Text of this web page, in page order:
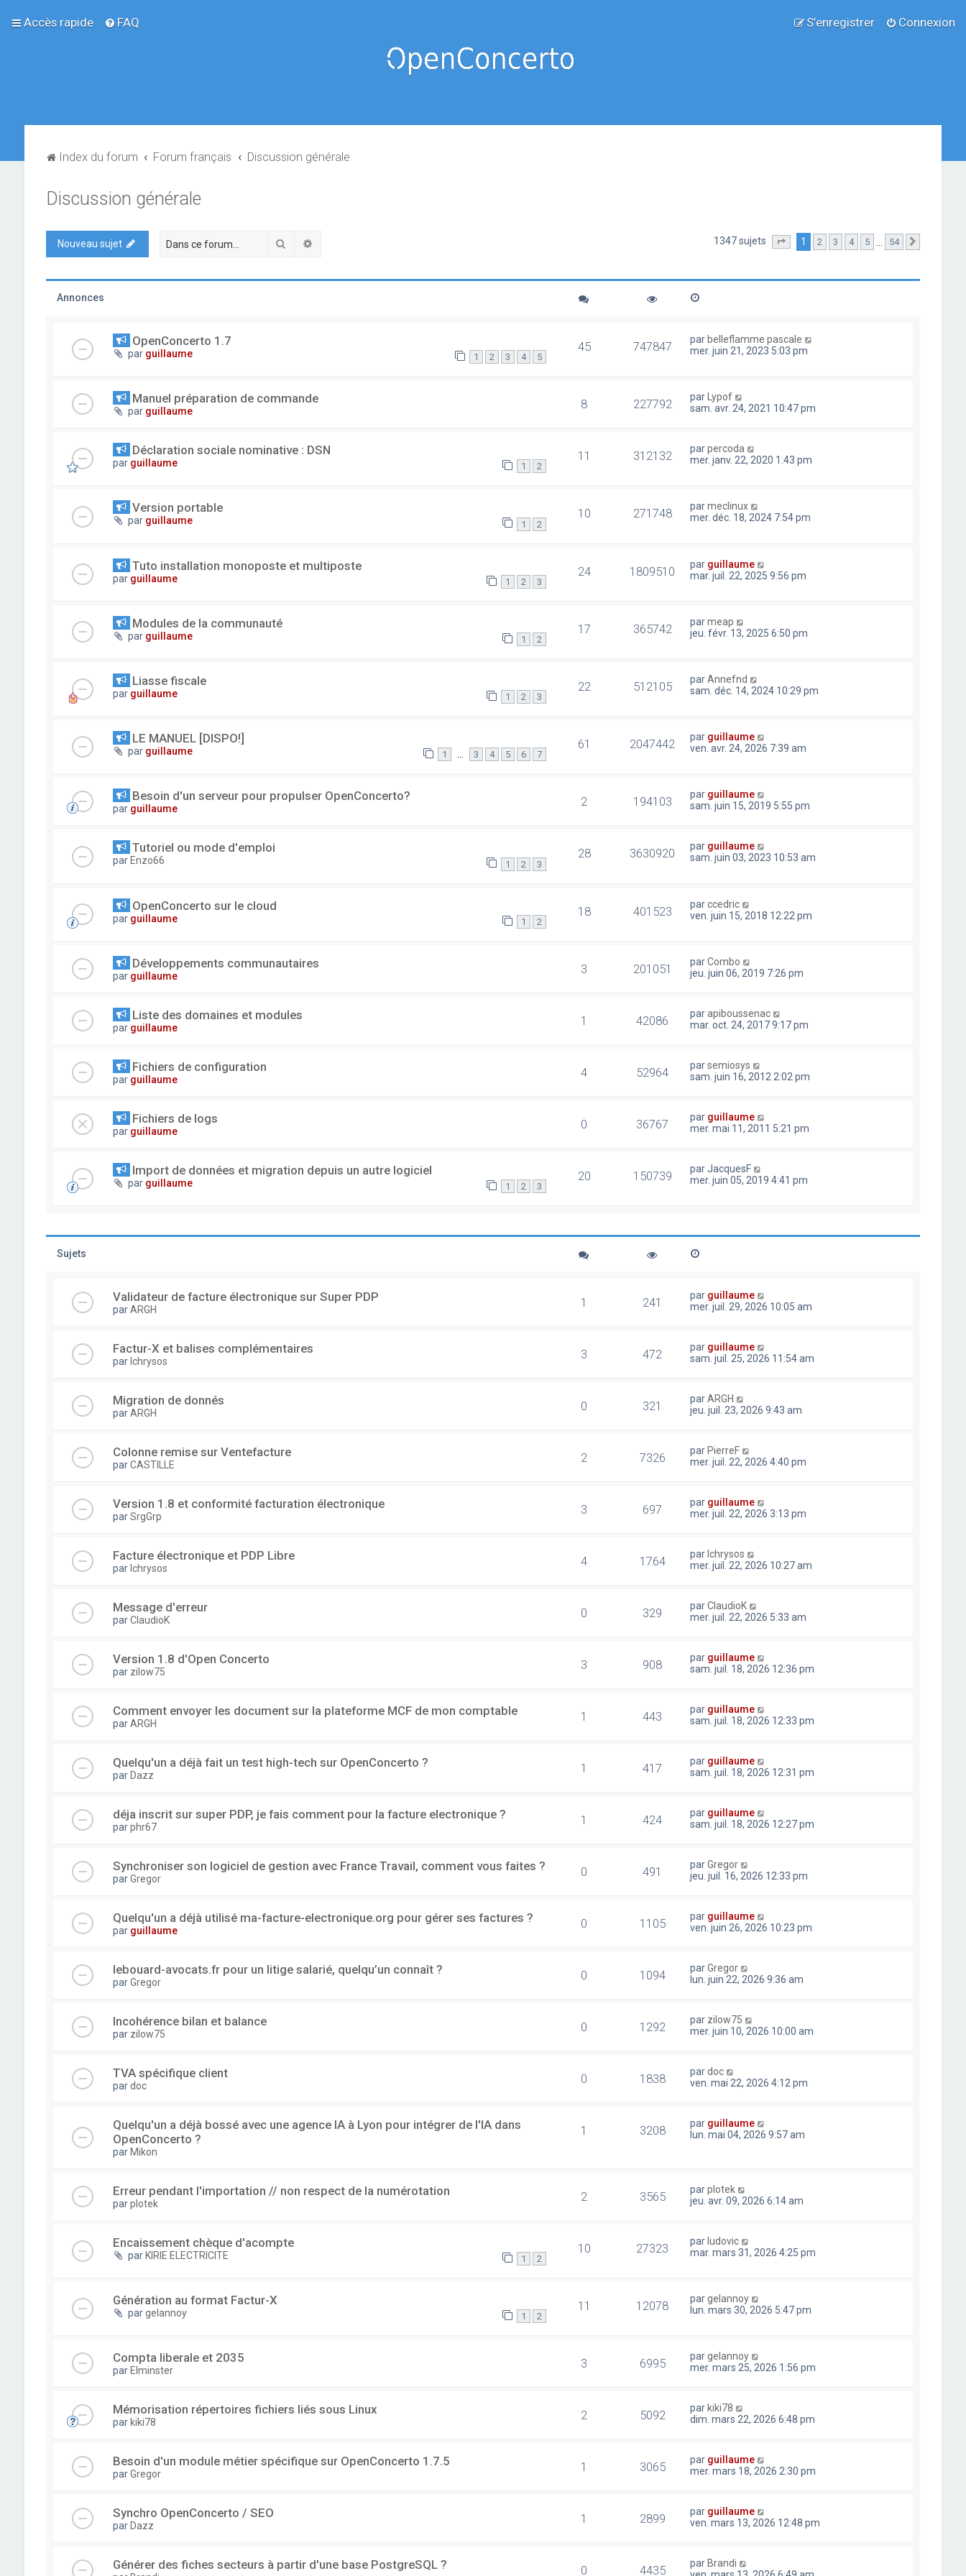
Accès rapide FAQ Connexion
S’enregistrer
Index du forum Forum français Discussion générale
Discussion générale
Nouveau sujet Rechercher 1347 sujets Page sur 54
1 2 3 4 5 54
Annonces
OpenConcerto 1.7
par guillaume 1 2 3 4 5
45 747847 par belleflamme pascale
mer. juin 21, 2023 5:03 pm
Manuel préparation de commande
par guillaume 8 227792 par Lypof
sam. avr. 24, 2021 10:47 pm
Déclaration sociale nominative : DSN
par guillaume 1 2
11 312132 parpercoda
mer. janv. 22, 2020 1:43 pm
Version portable
par guillaume 1 2
10 271748 parmeclinux
mer. déc. 18, 2024 7:54 pm
Tuto installation monoposte et multiposte
par guillaume 1 2 3
24 1809510 par guillaume
mar. juil. 22, 2025 9:56 pm
Modules de la communauté
par guillaume 1 2
17 365742 parmeap
jeu. févr. 13, 2025 6:50 pm
Liasse fiscale
par guillaume 1 2 3
22 512105 parAnnefnd
sam. déc. 14, 2024 10:29 pm
LE MANUEL [DISPO!]
par guillaume 1 … 3 4 5 6 7
61 2047442 par guillaume
ven. avr. 24, 2026 7:39 am
Besoin d'un serveur pour propulser OpenConcerto?
par guillaume 2 194103 par guillaume
sam. juin 15, 2019 5:55 pm
Tutoriel ou mode d'emploi
par Enzo66 1 2 3
28 3630920 par guillaume
sam. juin 03, 2023 10:53 am
OpenConcerto sur le cloud
par guillaume 1 2
18 401523 parccedric
ven. juin 15, 2018 12:22 pm
Développements communautaires
par guillaume 3 201051 parCombo
jeu. juin 06, 2019 7:26 pm
Liste des domaines et modules
par guillaume 1 42086 parapiboussenac
mar. oct. 24, 2017 9:17 pm
Fichiers de configuration
par guillaume 4 52964 parsemiosys
sam. juin 16, 2012 2:02 pm
Fichiers de logs
par guillaume 0 36767 par guillaume
mer. mai 11, 2011 5:21 pm
Import de données et migration depuis un autre logiciel
par guillaume 1 2 3
20 150739 parJacquesF
mer. juin 05, 2019 4:41 pm
Sujets
Validateur de facture électronique sur Super PDP
parARGH 1 241 par guillaume
mer. juil. 29, 2026 10:05 am
Factur-X et balises complémentaires
par lchrysos 3 472 par guillaume
sam. juil. 25, 2026 11:54 am
Migration de donnés
parARGH 0 321 parARGH
jeu. juil. 23, 2026 9:43 am
Colonne remise sur Ventefacture
parCASTILLE 2 7326 par PierreF
mer. juil. 22, 2026 4:40 pm
Version 1.8 et conformité facturation électronique
parSrgGrp 3 697 par guillaume
mer. juil. 22, 2026 3:13 pm
Facture électronique et PDP Libre
par lchrysos 4 1764 par lchrysos
mer. juil. 22, 2026 10:27 am
Message d'erreur
parClaudioK 0 329 parClaudioK
mer. juil. 22, 2026 5:33 am
Version 1.8 d'Open Concerto
par zilow75 3 908 par guillaume
sam. juil. 18, 2026 12:36 pm
Comment envoyer les document sur la plateforme MCF de mon comptable
parARGH 1 443 par guillaume
sam. juil. 18, 2026 12:33 pm
Quelqu'un a déjà fait un test high-tech sur OpenConcerto ?
par Dazz 1 417 par guillaume
sam. juil. 18, 2026 12:31 pm
déja inscrit sur super PDP, je fais comment pour la facture electronique ?
parphr67 1 424 par guillaume
sam. juil. 18, 2026 12:27 pm
Synchroniser son logiciel de gestion avec France Travail, comment vous faites ?
parGregor 0 491 parGregor
jeu. juil. 16, 2026 12:33 pm
Quelqu'un a déjà utilisé ma-facture-electronique.org pour gérer ses factures ?
par guillaume 0 1105 par guillaume
ven. juin 26, 2026 10:23 pm
lebouard-avocats.fr pour un litige salarié, quelqu’un connaît ?
parGregor 0 1094 parGregor
lun. juin 22, 2026 9:36 am
Incohérence bilan et balance
par zilow75 0 1292 par zilow75
mer. juin 10, 2026 10:00 am
TVA spécifique client
pardoc 0 1838 pardoc
ven. mai 22, 2026 4:12 pm
Quelqu'un a déjà bossé avec une agence IA à Lyon pour intégrer de l'IA dans
OpenConcerto ?
par Mikon
1 3208 par guillaume
lun. mai 04, 2026 9:57 am
Erreur pendant l'importation // non respect de la numérotation
parplotek 2 3565 parplotek
jeu. avr. 09, 2026 6:14 am
Encaissement chèque d'acompte
par KIRIE ELECTRICITE 1 2
10 27323 par ludovic
mar. mars 31, 2026 4:25 pm
Génération au format Factur-X
pargelannoy 1 2
11 12078 pargelannoy
lun. mars 30, 2026 5:47 pm
Compta liberale et 2035
par Elminster 3 6995 pargelannoy
mer. mars 25, 2026 1:56 pm
Mémorisation répertoires fichiers liés sous Linux
par kiki78 2 5092 par kiki78
dim. mars 22, 2026 6:48 pm
Besoin d'un module métier spécifique sur OpenConcerto 1.7.5
parGregor 1 3065 par guillaume
mer. mars 18, 2026 2:30 pm
Synchro OpenConcerto / SEO
par Dazz 1 2899 par guillaume
ven. mars 13, 2026 12:48 pm
Générer des fiches secteurs à partir d'une base PostgreSQL ? 0 4435 par Brandi